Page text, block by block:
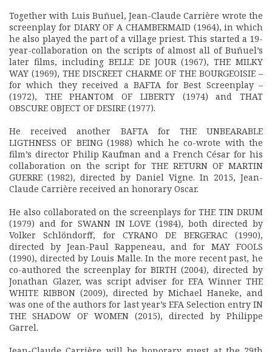
Together with Luis Buñuel, Jean-Claude Carrière wrote the
screenplay for DIARY OF A CHAMBERMAID (1964), in which
he also played the part of a village priest. This started a 19-
year-collaboration on the scripts of almost all of Buñuel’s
later films, including BELLE DE JOUR (1967), THE MILKY
WAY (1969), THE DISCREET CHARME OF THE BOURGEOISIE –
for which they received a BAFTA for Best Screenplay –
(1972), THE PHANTOM OF LIBERTY (1974) and THAT
OBSCURE OBJECT OF DESIRE (1977).
He received another BAFTA for THE UNBEARABLE
LIGTHNESS OF BEING (1988) which he co-wrote with the
film’s director Philip Kaufman and a French César for his
collaboration on the script for THE RETURN OF MARTIN
GUERRE (1982), directed by Daniel Vigne. In 2015, Jean-
Claude Carrière received an honorary Oscar.
He also collaborated on the screenplays for THE TIN DRUM
(1979) and for SWANN IN LOVE (1984), both directed by
Volker Schlöndorff, for CYRANO DE BERGERAC (1990),
directed by Jean-Paul Rappeneau, and for MAY FOOLS
(1990), directed by Louis Malle. In the more recent past, he
co-authored the screenplay for BIRTH (2004), directed by
Jonathan Glazer, was script adviser for EFA Winner THE
WHITE RIBBON (2009), directed by Michael Haneke, and
was one of the authors for last year’s EFA Selection entry IN
THE SHADOW OF WOMEN (2015), directed by Philippe
Garrel.